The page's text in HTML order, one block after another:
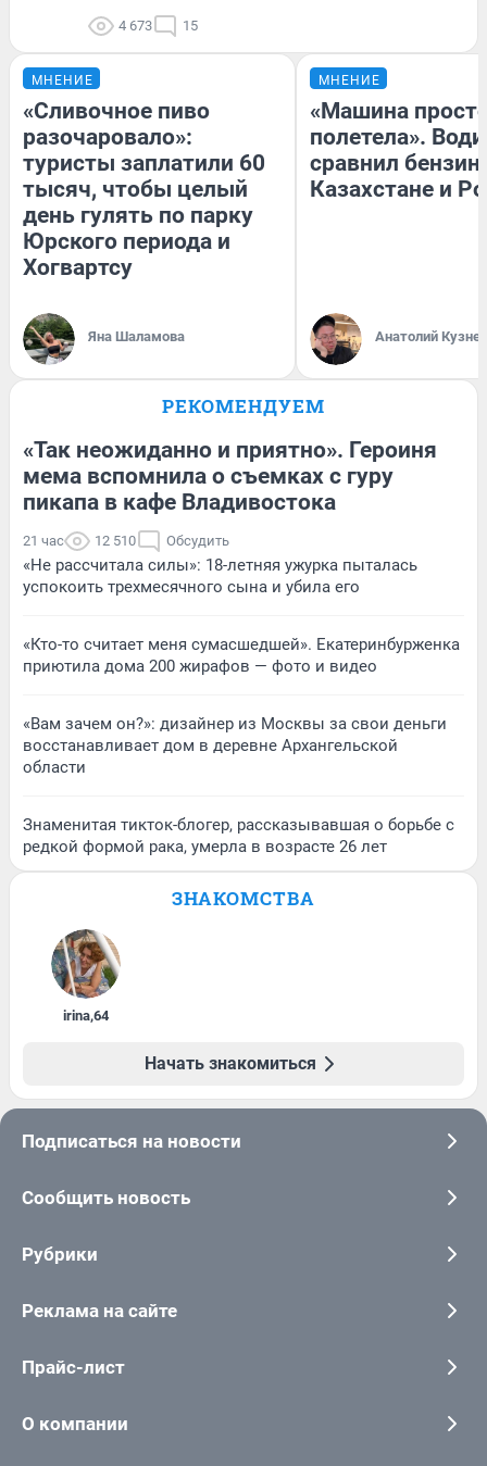
4 673 15
МНЕНИЕ
«Сливочное пиво
разочаровало»:
туристы заплатили 60
тысяч, чтобы целый
день гулять по парку
Юрского периода и
Хогвартсу
Яна Шаламова
МНЕНИЕ
«Машина
полетела».
сравнил бензин
Казахстане и
Анатолий
РЕКОМЕНДУЕМ
«Так неожиданно и приятно». Героиня
мема вспомнила о съемках с гуру
пикапа в кафе Владивостока
21 час 12 510 Обсудить
«Не рассчитала силы»: 18-летняя ужурка пыталась
успокоить трехмесячного сына и убила его
«Кто-то считает меня сумасшедшей». Екатеринбурженка
приютила дома 200 жирафов — фото и видео
«Вам зачем он?»: дизайнер из Москвы за свои деньги
восстанавливает дом в деревне Архангельской
области
Знаменитая тикток-блогер, рассказывавшая о борьбе с
редкой формой рака, умерла в возрасте 26 лет
ЗНАКОМСТВА
irina,64
Начать знакомиться
Подписаться на новости
Сообщить новость
Рубрики
Реклама на сайте
Прайс-лист
О компании